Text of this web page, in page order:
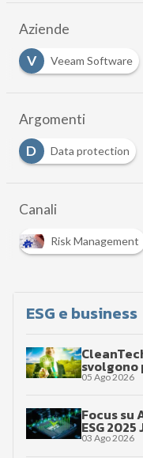
Aziende
V
Veeam Software
Argomenti
D
Data protection
Canali
Risk Management
ESG e business
svolgono
05 Ago 2026
Focus su
ESG 2025
03 Ago 2026